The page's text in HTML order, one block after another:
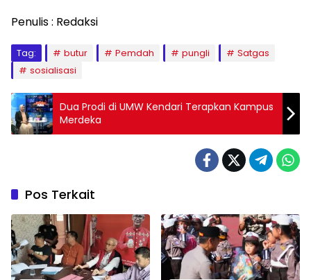
Penulis : Redaksi
Tag: butur Pemdah pungli
Satgas
sosialisasi
Dua Prodi di UMW Kendari Terapkan Kampus
Merdeka
Pos Terkait